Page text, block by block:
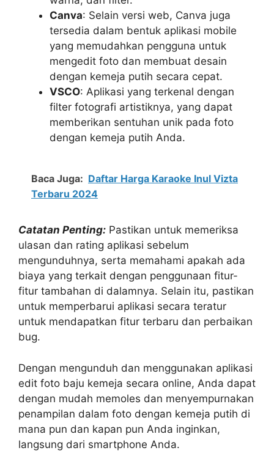
Canva: Selain versi web, Canva juga
tersedia dalam bentuk aplikasi mobile
yang memudahkan pengguna untuk
mengedit foto dan membuat desain
dengan kemeja putih secara cepat.
VSCO: Aplikasi yang terkenal dengan
filter fotografi artistiknya, yang dapat
memberikan sentuhan unik pada foto
dengan kemeja putih Anda.
Baca Juga: Daftar Harga Karaoke Inul Vizta
Terbaru 2024
Catatan Penting: Pastikan untuk memeriksa
ulasan dan rating aplikasi sebelum
mengunduhnya, serta memahami apakah ada
biaya yang terkait dengan penggunaan fitur-
fitur tambahan di dalamnya. Selain itu, pastikan
untuk memperbarui aplikasi secara teratur
untuk mendapatkan fitur terbaru dan perbaikan
bug.
Dengan mengunduh dan menggunakan aplikasi
edit foto baju kemeja secara online, Anda dapat
dengan mudah memoles dan menyempurnakan
penampilan dalam foto dengan kemeja putih di
mana pun dan kapan pun Anda inginkan,
langsung dari smartphone Anda.